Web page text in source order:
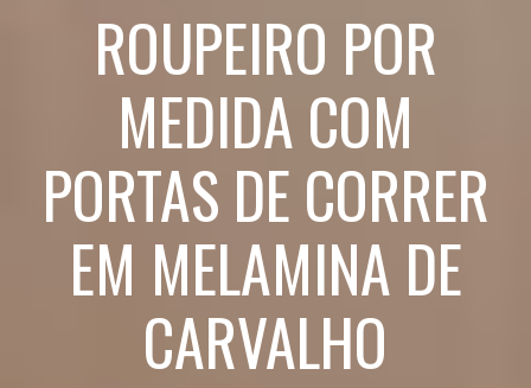
ROUPEIRO POR
MEDIDA COM
PORTAS DE CORRER
EM MELAMINA DE
CARVALHO